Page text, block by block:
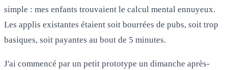
simple : mes enfants trouvaient le calcul mental ennuyeux.
Les applis existantes étaient soit bourrées de pubs, soit trop
basiques, soit payantes au bout de 5 minutes.
J'ai commencé par un petit prototype un dimanche après-